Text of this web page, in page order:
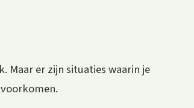
Maar er zijn situaties waarin je